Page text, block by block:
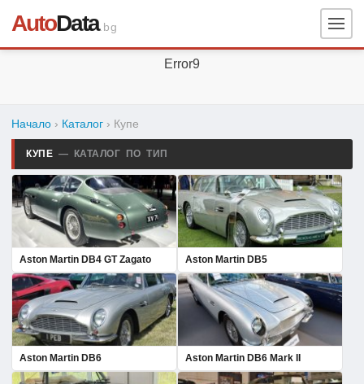
AutoData.bg
Error9
Начало › Каталог › Купе
КУПЕ — КАТАЛОГ ПО ТИП
Aston Martin DB4 GT Zagato Aston Martin DB5
Aston Martin DB6 Aston Martin DB6 Mark II